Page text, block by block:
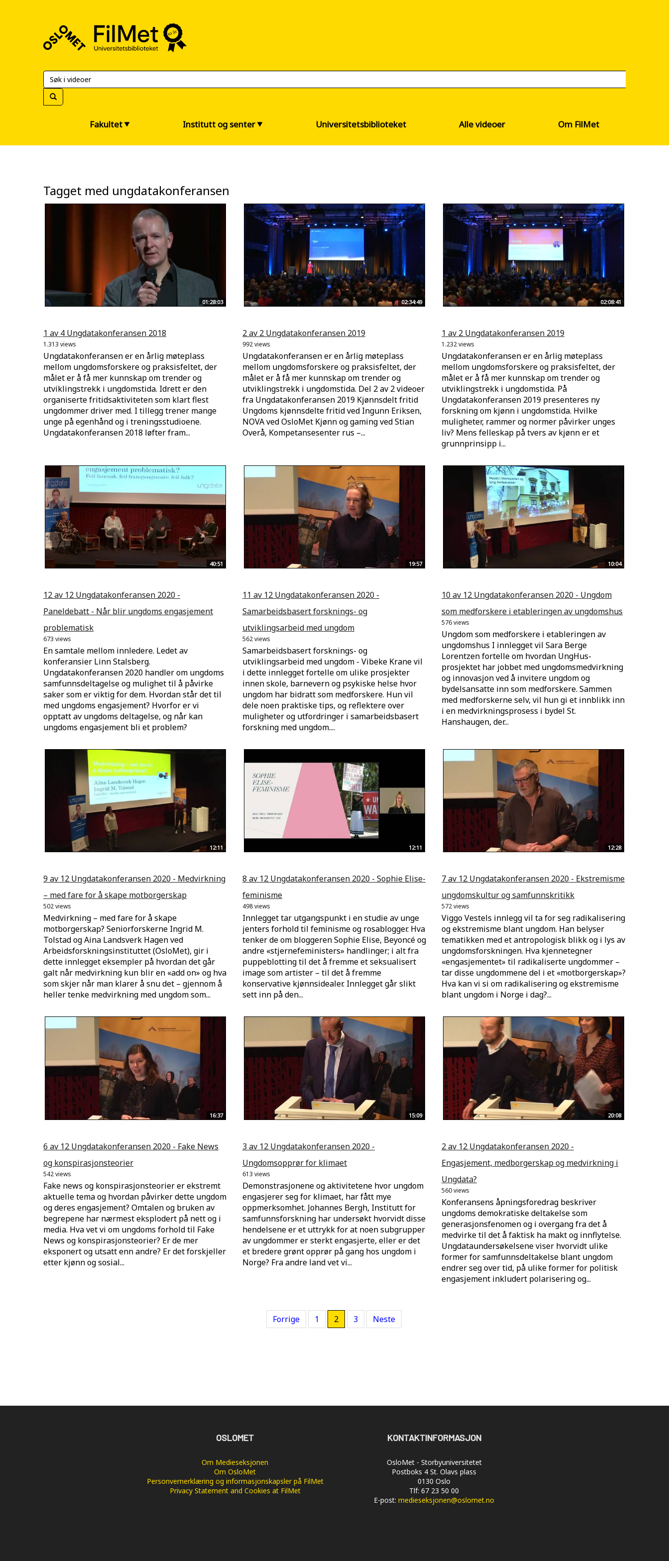
Universitetsbiblioteket
Fakultet Institutt og senter Universitetsbiblioteket Alle videoer Om FilMet
Tagget med ungdatakonferansen
01:28:03
1 av 4 Ungdatakonferansen 2018
1.313 views
Ungdatakonferansen er en årlig møteplass
mellom ungdomsforskere og praksisfeltet, der
målet er å få mer kunnskap om trender og
utviklingstrekk i ungdomstida. Idrett er den
organiserte fritidsaktiviteten som klart flest
ungdommer driver med. I tillegg trener mange
unge på egenhånd og i treningsstudioene.
Ungdatakonferansen 2018 løfter fram...
02:34:49
2 av 2 Ungdatakonferansen 2019
992 views
Ungdatakonferansen er en årlig møteplass
mellom ungdomsforskere og praksisfeltet, der
målet er å få mer kunnskap om trender og
utviklingstrekk i ungdomstida. Del 2 av 2 videoer
fra Ungdatakonferansen 2019 Kjønnsdelt fritid
Ungdoms kjønnsdelte fritid ved Ingunn Eriksen,
NOVA ved OsloMet Kjønn og gaming ved Stian
Overå, Kompetansesenter rus –...
02:08:41
1 av 2 Ungdatakonferansen 2019
1.232 views
Ungdatakonferansen er en årlig møteplass
mellom ungdomsforskere og praksisfeltet, der
målet er å få mer kunnskap om trender og
utviklingstrekk i ungdomstida. På
Ungdatakonferansen 2019 presenteres ny
forskning om kjønn i ungdomstida. Hvilke
muligheter, rammer og normer påvirker unges
liv? Mens felleskap på tvers av kjønn er et
grunnprinsipp i...
40:51
12 av 12 Ungdatakonferansen 2020 -
Paneldebatt - Når blir ungdoms engasjement
problematisk
673 views
En samtale mellom innledere. Ledet av
konferansier Linn Stalsberg.
Ungdatakonferansen 2020 handler om ungdoms
samfunnsdeltagelse og mulighet til å påvirke
saker som er viktig for dem. Hvordan står det til
med ungdoms engasjement? Hvorfor er vi
opptatt av ungdoms deltagelse, og når kan
ungdoms engasjement bli et problem?
19:57
11 av 12 Ungdatakonferansen 2020 -
Samarbeidsbasert forsknings- og
utviklingsarbeid med ungdom
562 views
Samarbeidsbasert forsknings- og
utviklingsarbeid med ungdom - Vibeke Krane vil
i dette innlegget fortelle om ulike prosjekter
innen skole, barnevern og psykiske helse hvor
ungdom har bidratt som medforskere. Hun vil
dele noen praktiske tips, og reflektere over
muligheter og utfordringer i samarbeidsbasert
forskning med ungdom....
10:04
10 av 12 Ungdatakonferansen 2020 - Ungdom
som medforskere i etableringen av ungdomshus
576 views
Ungdom som medforskere i etableringen av
ungdomshus I innlegget vil Sara Berge
Lorentzen fortelle om hvordan UngHus-
prosjektet har jobbet med ungdomsmedvirkning
og innovasjon ved å invitere ungdom og
bydelsansatte inn som medforskere. Sammen
med medforskerne selv, vil hun gi et innblikk inn
i en medvirkningsprosess i bydel St.
Hanshaugen, der...
12:11
9 av 12 Ungdatakonferansen 2020 - Medvirkning
– med fare for å skape motborgerskap
502 views
Medvirkning – med fare for å skape
motborgerskap? Seniorforskerne Ingrid M.
Tolstad og Aina Landsverk Hagen ved
Arbeidsforskningsinstituttet (OsloMet), gir i
dette innlegget eksempler på hvordan det går
galt når medvirkning kun blir en «add on» og hva
som skjer når man klarer å snu det – gjennom å
heller tenke medvirkning med ungdom som...
12:11
8 av 12 Ungdatakonferansen 2020 - Sophie Elise-
feminisme
498 views
Innlegget tar utgangspunkt i en studie av unge
jenters forhold til feminisme og rosablogger. Hva
tenker de om bloggeren Sophie Elise, Beyoncé og
andre «stjernefeministers» handlinger; i alt fra
puppeblotting til det å fremme et seksualisert
image som artister – til det å fremme
konservative kjønnsidealer. Innlegget går slikt
sett inn på den...
12:28
7 av 12 Ungdatakonferansen 2020 - Ekstremisme
ungdomskultur og samfunnskritikk
572 views
Viggo Vestels innlegg vil ta for seg radikalisering
og ekstremisme blant ungdom. Han belyser
tematikken med et antropologisk blikk og i lys av
ungdomsforskningen. Hva kjennetegner
«engasjementet» til radikaliserte ungdommer –
tar disse ungdommene del i et «motborgerskap»?
Hva kan vi si om radikalisering og ekstremisme
blant ungdom i Norge i dag?...
16:37
6 av 12 Ungdatakonferansen 2020 - Fake News
og konspirasjonsteorier
542 views
Fake news og konspirasjonsteorier er ekstremt
aktuelle tema og hvordan påvirker dette ungdom
og deres engasjement? Omtalen og bruken av
begrepene har nærmest eksplodert på nett og i
media. Hva vet vi om ungdoms forhold til Fake
News og konspirasjonsteorier? Er de mer
eksponert og utsatt enn andre? Er det forskjeller
etter kjønn og sosial...
15:09
3 av 12 Ungdatakonferansen 2020 -
Ungdomsopprør for klimaet
613 views
Demonstrasjonene og aktivitetene hvor ungdom
engasjerer seg for klimaet, har fått mye
oppmerksomhet. Johannes Bergh, Institutt for
samfunnsforskning har undersøkt hvorvidt disse
hendelsene er et uttrykk for at noen subgrupper
av ungdommer er sterkt engasjerte, eller er det
et bredere grønt opprør på gang hos ungdom i
Norge? Fra andre land vet vi...
20:08
2 av 12 Ungdatakonferansen 2020 -
Engasjement, medborgerskap og medvirkning i
Ungdata?
560 views
Konferansens åpningsforedrag beskriver
ungdoms demokratiske deltakelse som
generasjonsfenomen og i overgang fra det å
medvirke til det å faktisk ha makt og innflytelse.
Ungdataundersøkelsene viser hvorvidt ulike
former for samfunnsdeltakelse blant ungdom
endrer seg over tid, på ulike former for politisk
engasjement inkludert polarisering og...
Forrige 1 2 3 Neste
OSLOMET
Om Medieseksjonen
Om OsloMet
Personvernerklæring og informasjonskapsler på FilMet
Privacy Statement and Cookies at FilMet
KONTAKTINFORMASJON
OsloMet - Storbyuniversitetet
Postboks 4 St. Olavs plass
0130 Oslo
Tlf: 67 23 50 00
E-post: medieseksjonen@oslomet.no